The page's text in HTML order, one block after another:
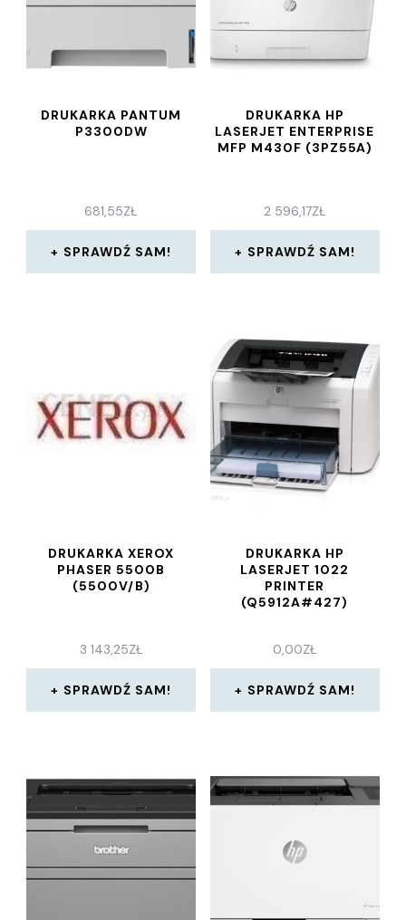
DRUKARKA PANTUM
P3300DW
681,55ZŁ
SPRAWDŹ SAM!
DRUKARKA HP
LASERJET ENTERPRISE
MFP M430F (3PZ55A)
2 596,17ZŁ
SPRAWDŹ SAM!
DRUKARKA XEROX
PHASER 5500B
(5500V/B)
3 143,25ZŁ
SPRAWDŹ SAM!
DRUKARKA HP
LASERJET 1022
PRINTER
(Q5912A#427)
0,00ZŁ
SPRAWDŹ SAM!